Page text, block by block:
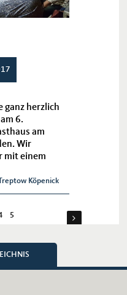
ganz herzlich
6.
am
Wir
mit einem
Köpenick
5